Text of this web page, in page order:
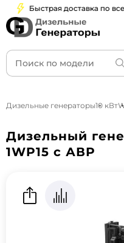
Быстрая доставка по всей
Дизельные генераторы10 кВт
Дизельный
1WP15 с АВР